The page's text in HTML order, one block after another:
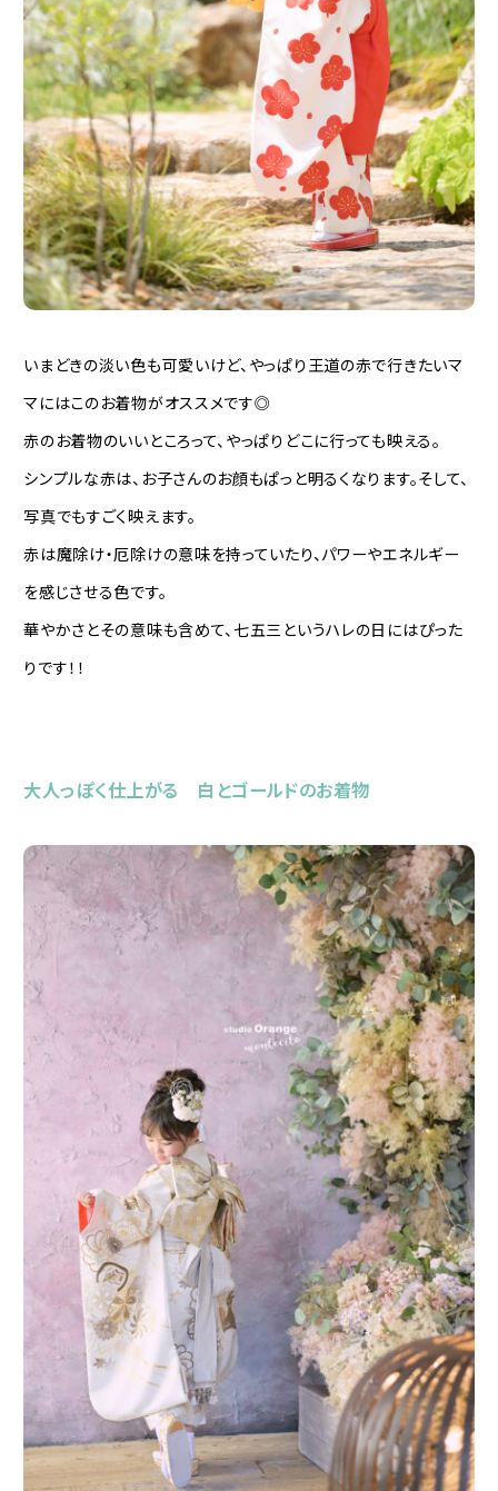
いまどきの淡い色も可愛いけど、やっぱり王道の赤で行きたいマ
マにはこのお着物がオススメです◎
赤のお着物のいいところって、やっぱりどこに行っても映える。
シンプルな赤は、お子さんのお顔もぱっと明るくなります。そして、
写真でもすごく映えます。
赤は魔除け・厄除けの意味を持っていたり、パワーやエネルギー
を感じさせる色です。
華やかさとその意味も含めて、七五三というハレの日にはぴった
りです！！
大人っぽく仕上がる 白とゴールドのお着物